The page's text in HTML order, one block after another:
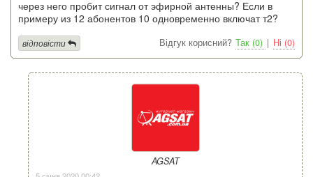
через него пробит сигнал от эфирной антенны? Если в
примеру из 12 абонентов 10 одновременно включат т2?
Відгук корисний? Так (0) | Ні (0)
відповісти
AGSAT